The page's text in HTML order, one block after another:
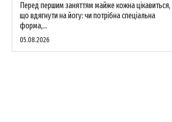
Перед першим заняттям майже кожна цікавиться,
що вдягнути на йогу: чи потрібна спеціальна
форма,...
05.08.2026